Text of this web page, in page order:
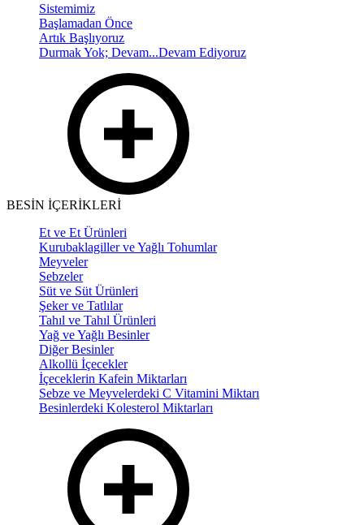
Sistemimiz
Başlamadan Önce
Artık Başlıyoruz
Durmak Yok; Devam...Devam Ediyoruz
BESİN İÇERİKLERİ
Et ve Et Ürünleri
Kurubaklagiller ve Yağlı Tohumlar
Meyveler
Sebzeler
Süt ve Süt Ürünleri
Şeker ve Tatlılar
Tahıl ve Tahıl Ürünleri
Yağ ve Yağlı Besinler
Diğer Besinler
Alkollü İçecekler
İçeceklerin Kafein Miktarları
Sebze ve Meyvelerdeki C Vitamini Miktarı
Besinlerdeki Kolesterol Miktarları